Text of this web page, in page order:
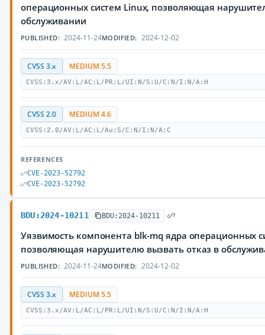
операционных систем Linux, позволяющая
обслуживании
PUBLISHED: 2024-11-24MODIFIED: 2024-12-02
CVSS 3.x MEDIUM 5.5
CVSS:3.x/AV:L/AC:L/PR:L/UI:N/S:U/C:N/I:N/A:H
CVSS 2.0 MEDIUM 4.6
CVSS:2.0/AV:L/AC:L/Au:S/C:N/I:N/A:C
REFERENCES
CVE-2023-52792
CVE-2023-52792
BDU:2024-10211 BDU:2024-10211
Уязвимость компонента blk-mq ядра операционных
позволяющая нарушителю вызвать отказ в
PUBLISHED: 2024-11-24MODIFIED: 2024-12-02
CVSS 3.x MEDIUM 5.5
CVSS:3.x/AV:L/AC:L/PR:L/UI:N/S:U/C:N/I:N/A:H